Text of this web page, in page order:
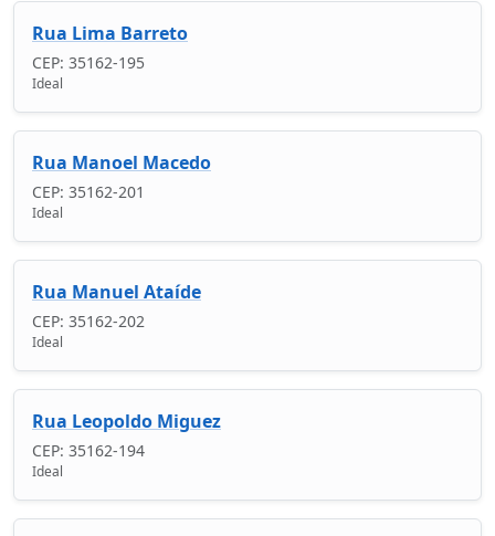
Rua Lima Barreto
CEP: 35162-195
Ideal
Rua Manoel Macedo
CEP: 35162-201
Ideal
Rua Manuel Ataíde
CEP: 35162-202
Ideal
Rua Leopoldo Miguez
CEP: 35162-194
Ideal